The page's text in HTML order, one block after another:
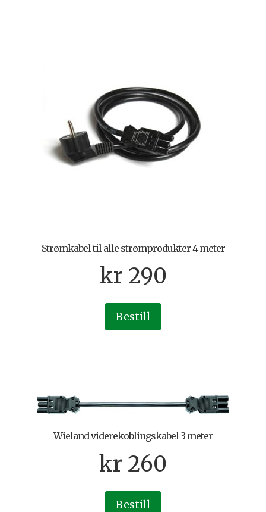
Strømkabel til alle strømprodukter 4 meter
kr 290
Bestill
Wieland viderekoblingskabel 3 meter
kr 260
Bestill